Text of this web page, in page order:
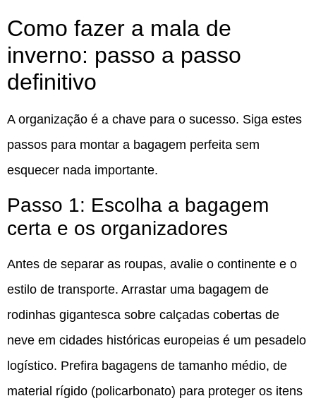
Como fazer a mala de
inverno: passo a passo
definitivo
A organização é a chave para o sucesso. Siga estes
passos para montar a bagagem perfeita sem
esquecer nada importante.
Passo 1: Escolha a bagagem
certa e os organizadores
Antes de separar as roupas, avalie o continente e o
estilo de transporte. Arrastar uma bagagem de
rodinhas gigantesca sobre calçadas cobertas de
neve em cidades históricas europeias é um pesadelo
logístico. Prefira bagagens de tamanho médio, de
material rígido (policarbonato) para proteger os itens